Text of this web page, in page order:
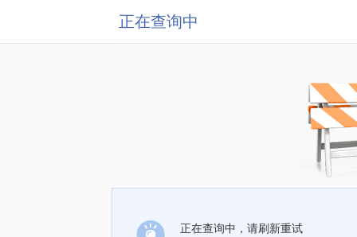
正在查询中
正在查询中，请刷新重试